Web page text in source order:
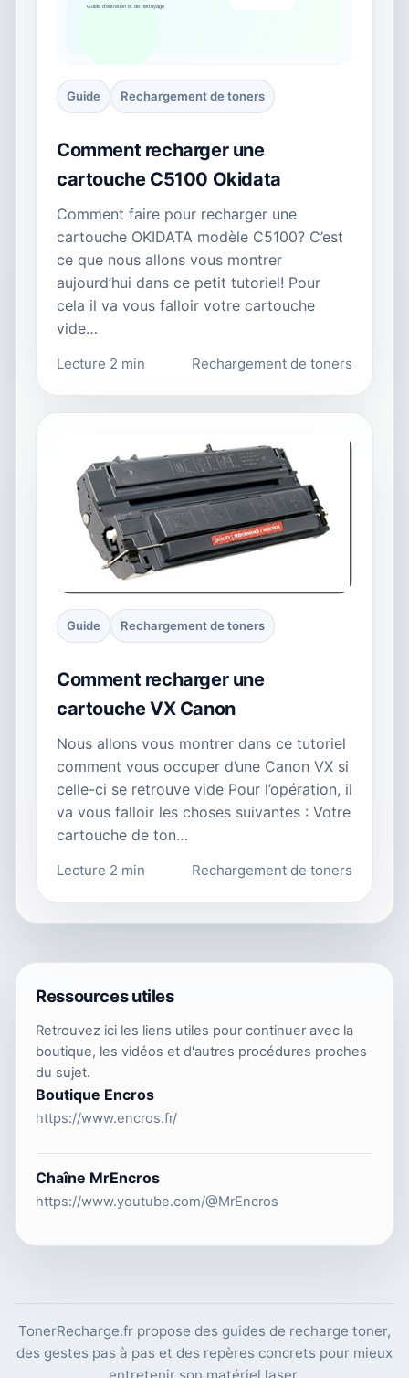
Guide Rechargement de toners
Comment recharger une
cartouche C5100 Okidata
Comment faire pour recharger une
cartouche OKIDATA modèle C5100? C’est
ce que nous allons vous montrer
aujourd’hui dans ce petit tutoriel! Pour
cela il va vous falloir votre cartouche
vide…
Lecture 2 min Rechargement de toners
Guide Rechargement de toners
Comment recharger une
cartouche VX Canon
Nous allons vous montrer dans ce tutoriel
comment vous occuper d’une Canon VX si
celle-ci se retrouve vide Pour l’opération, il
va vous falloir les choses suivantes : Votre
cartouche de ton…
Lecture 2 min Rechargement de toners
Ressources utiles
Retrouvez ici les liens utiles pour continuer avec la
boutique, les vidéos et d'autres procédures proches
du sujet.
Boutique Encros
https://www.encros.fr/
Chaîne MrEncros
https://www.youtube.com/@MrEncros
TonerRecharge.fr propose des guides de recharge toner,
des gestes pas à pas et des repères concrets pour mieux